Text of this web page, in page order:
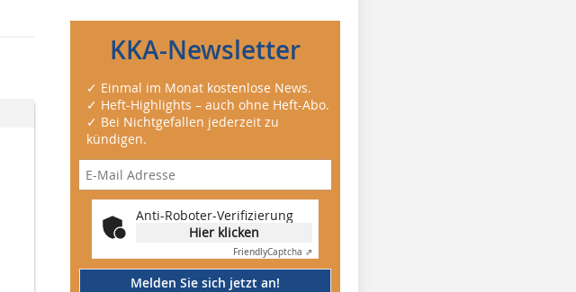
KKA-Newsletter
✓ Einmal im Monat kostenlose News.
✓ Heft-Highlights – auch ohne Heft-Abo.
✓ Bei Nichtgefallen jederzeit zu
kündigen.
Anti-Roboter-Verifizierung
Hier klicken
FriendlyCaptcha ⇗
Melden Sie sich jetzt an!